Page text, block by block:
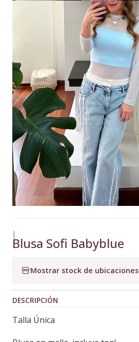
|
Blusa Sofi Babyblue
Mostrar stock de ubicaciones
DESCRIPCIÓN
Talla Única